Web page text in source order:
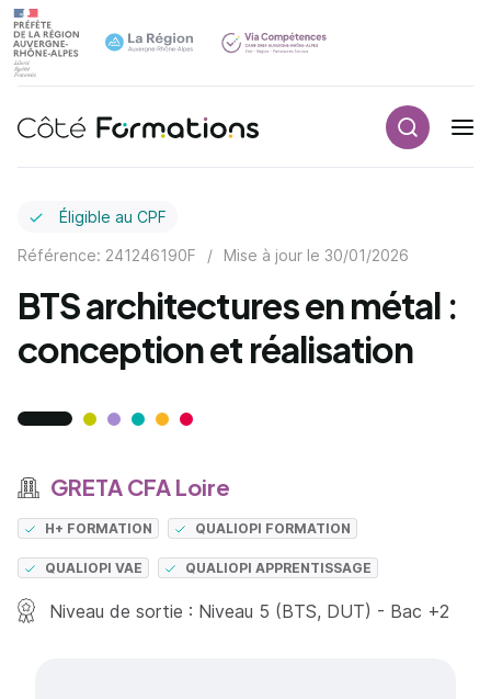
Navigation principale
Éligible au CPF
Référence: 241246190F / Mise à jour le 30/01/2026
BTS architectures en métal :
conception et réalisation
GRETA CFA Loire
H+ FORMATION QUALIOPI FORMATION
QUALIOPI VAE QUALIOPI APPRENTISSAGE
Niveau de sortie : Niveau 5 (BTS, DUT) - Bac +2